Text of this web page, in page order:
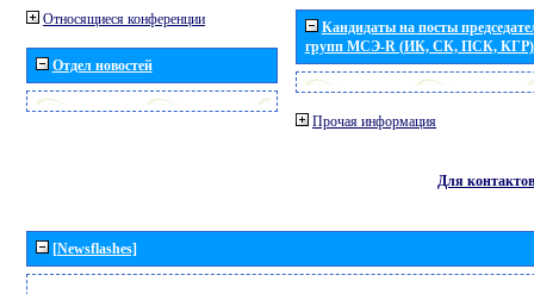
Относящиеся конференции
Отдел новостей
Кандидаты на посты
групп МСЭ-R (ИК, СК, ПСК, КГР)
Прочая информация
Для контактов
[Newsflashes]